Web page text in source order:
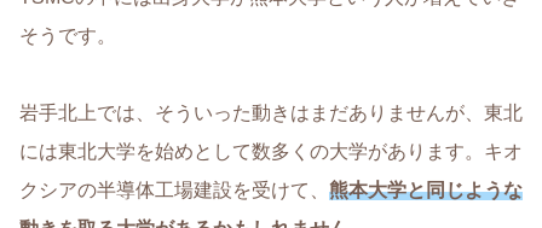
そうです。
岩手北上では、そういった動きはまだありませんが、東北
には東北大学を始めとして数多くの大学があります。キオ
クシアの半導体工場建設を受けて、 熊本大学と同じような